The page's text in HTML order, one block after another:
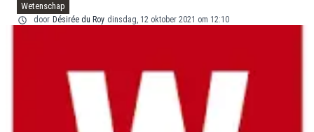
Wetenschap
door Désirée du Roy dinsdag, 12 oktober 2021 om 12:10